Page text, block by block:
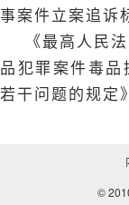
事案件立案追诉
《最高人民
品犯罪案件毒
若干问题的规定
©